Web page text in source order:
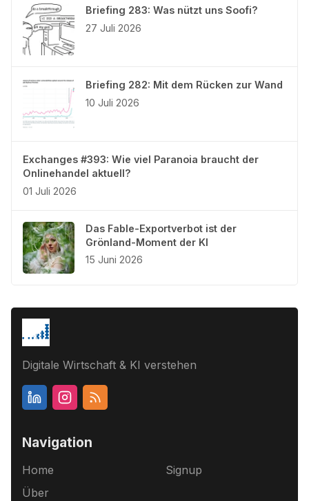
Briefing 283: Was nützt uns Soofi?
27 Juli 2026
Briefing 282: Mit dem Rücken zur Wand
10 Juli 2026
Exchanges #393: Wie viel Paranoia braucht der
Onlinehandel aktuell?
01 Juli 2026
Das Fable-Exportverbot ist der
Grönland-Moment der KI
15 Juni 2026
Digitale Wirtschaft & KI verstehen
Navigation
Home
Über
Signup